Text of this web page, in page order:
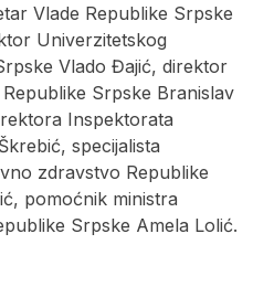
Vlade Republike Srpske
Univerzitetskog
Vlado Đajić, direktor
Srpske Branislav
Inspektorata
specijalista
zdravstvo Republike
pomoćnik ministra
Srpske Amela Lolić.